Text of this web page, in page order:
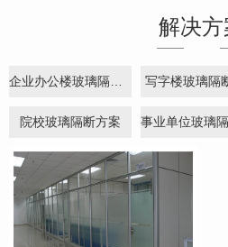
解决方
写字楼玻璃隔
院校玻璃隔断方案